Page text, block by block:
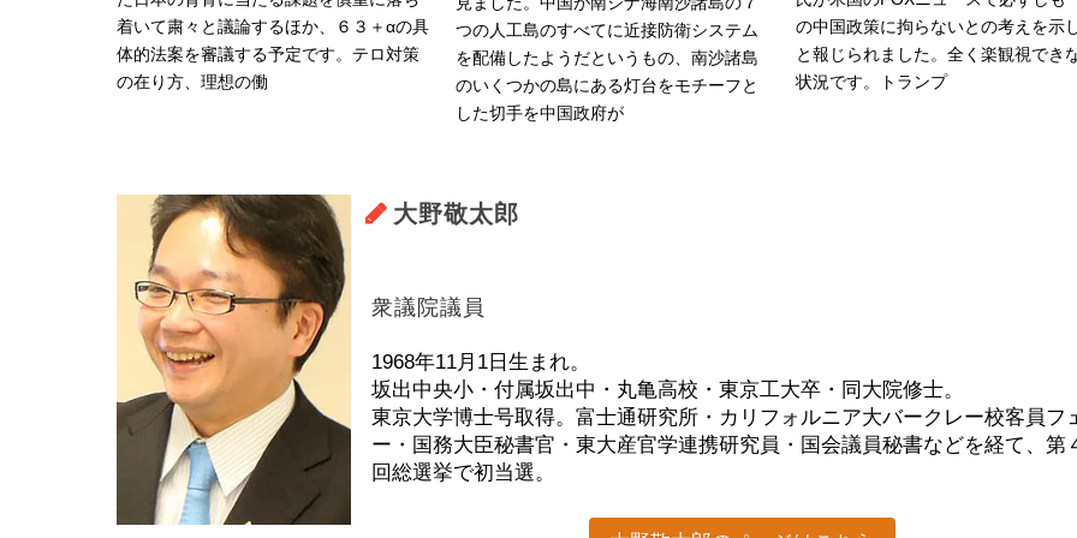
着いて粛々と議論するほか、６３＋αの具
体的法案を審議する予定です。テロ対策
の在り方、理想の働
つの人工島のすべてに近接防衛システム
を配備したようだというもの、南沙諸島
のいくつかの島にある灯台をモチーフと
した切手を中国政府が
の中国政策に拘らないとの考えを示
と報じられました。全く楽観視でき
状況です。トランプ
大野敬太郎
衆議院議員
1968年11月1日生まれ。
坂出中央小・付属坂出中・丸亀高校・東京工大卒・同大院修士。
東京大学博士号取得。富士通研究所・カリフォルニア大バークレー校客員フ
ー・国務大臣秘書官・東大産官学連携研究員・国会議員秘書などを経て、第
回総選挙で初当選。